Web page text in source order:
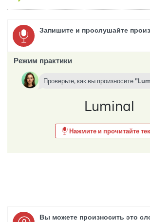
Запишите и прослушайте
Режим практики
Проверьте, как вы произносите
Luminal
Нажмите и прочитайте
Вы можете произносить это